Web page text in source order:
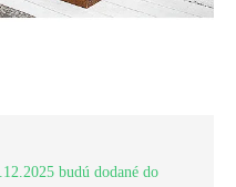
budú dodané do